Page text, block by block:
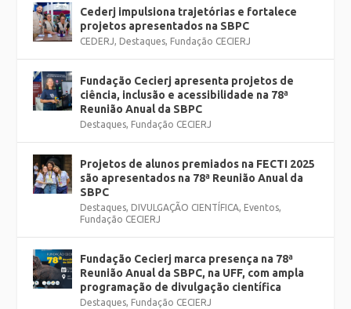
Cederj impulsiona trajetórias e fortalece
projetos apresentados na SBPC
CEDERJ, Destaques, Fundação CECIERJ
Fundação Cecierj apresenta projetos de
ciência, inclusão e acessibilidade na 78ª
Reunião Anual da SBPC
Destaques, Fundação CECIERJ
Projetos de alunos premiados na FECTI 2025
são apresentados na 78ª Reunião Anual da
SBPC
Destaques, DIVULGAÇÃO CIENTÍFICA, Eventos,
Fundação CECIERJ
Fundação Cecierj marca presença na 78ª
Reunião Anual da SBPC, na UFF, com ampla
programação de divulgação científica
Destaques, Fundação CECIERJ